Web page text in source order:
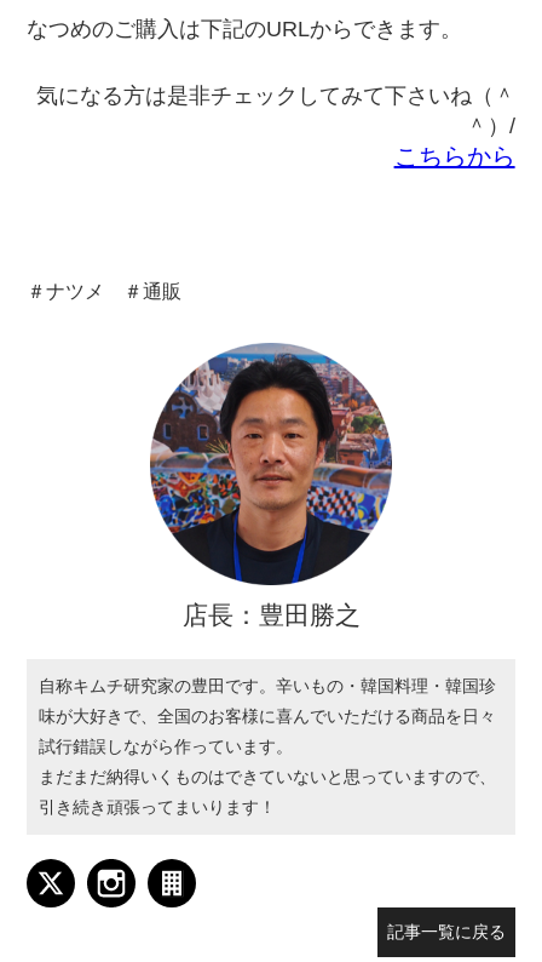
なつめのご購入は下記のURLからできます。
気になる方は是非チェックしてみて下さいね（＾
＾）/
こちらから
＃ナツメ ＃通販
店長：豊田勝之
自称キムチ研究家の豊田です。辛いもの・韓国料理・韓国珍
味が大好きで、全国のお客様に喜んでいただける商品を日々
試行錯誤しながら作っています。
まだまだ納得いくものはできていないと思っていますので、
引き続き頑張ってまいります！
記事一覧に戻る